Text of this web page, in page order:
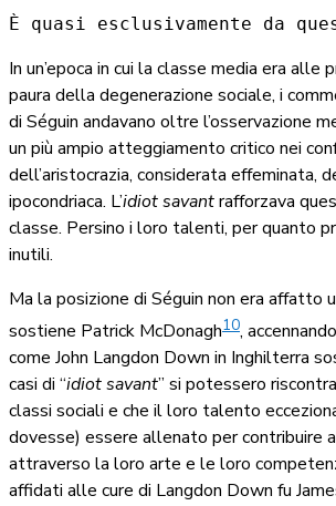
È quasi esclusivamente da
In un’epoca in cui la classe media era alle
paura della degenerazione sociale, i
di Séguin andavano oltre l’osservazione
un più ampio atteggiamento critico nei
dell’aristocrazia, considerata effeminata,
ipocondriaca. L’idiot savantrafforzava
classe. Persino i loro talenti, per quanto
inutili.
Ma la posizione di Séguin non era affatto
sostiene Patrick McDonagh10,
come John Langdon Down in Inghilterra
casi di “idiot savant” si potessero
classi sociali e che il loro talento
dovesse) essere allenato per contribuire
attraverso la loro arte e le loro
affidati alle cure di Langdon Down fu